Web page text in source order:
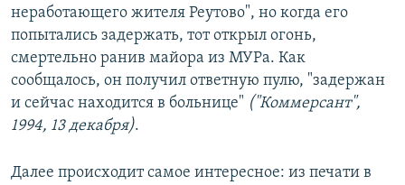
неработающего жителя Реутово", но когда его
попытались задержать, тот открыл огонь,
смертельно ранив майора из МУРа. Как
сообщалось, он получил ответную пулю, "задержан
и сейчас находится в больнице" ("Коммерсант",
1994, 13 декабря).
Далее происходит самое интересное: из печати в